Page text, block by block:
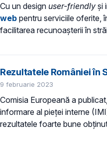
Cu un design user-friendly și
web pentru serviciile oferite,
facilitarea recunoașterii în
Rezultatele României
9 februarie 2023
Comisia Europeană a
informare al pieței interne
rezultatele foarte bune